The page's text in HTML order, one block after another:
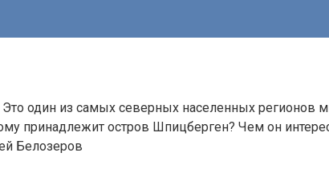
один из самых северных населенных регионов
принадлежит остров Шпицберген? Чем он
Белозеров